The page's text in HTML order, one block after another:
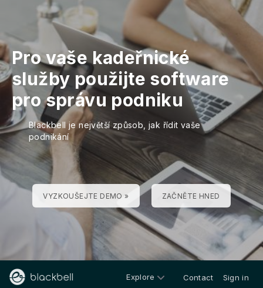
Pro vaše kadeřnické
služby použijte software
pro správu podniku
Blackbell je největší způsob, jak řídit vaše
podnikání
VYZKOUŠEJTE DEMO » ZAČNĚTE HNED
Explore Contact Sign in